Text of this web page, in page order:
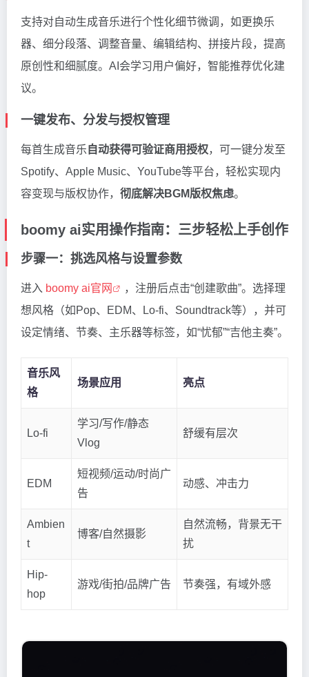
支持对自动生成音乐进行个性化细节微调，如更换乐
器、细分段落、调整音量、编辑结构、拼接片段，提高
原创性和细腻度。AI会学习用户偏好，智能推荐优化建
议。
一键发布、分发与授权管理
每首生成音乐 自动获得可验证商用授权，可一键分发至
Spotify、Apple Music、YouTube等平台，轻松实现内
容变现与版权协作， 彻底解决BGM版权焦虑。
boomy ai实用操作指南：三步轻松上手创作
步骤一：挑选风格与设置参数
进入 boomy ai官网
，注册后点击“创建歌曲”。选择理
想风格（如Pop、EDM、Lo-fi、Soundtrack等），并可
设定情绪、节奏、主乐器等标签，如“忧郁”“吉他主奏”。
音乐风
格
场景应用 亮点
Lo-fi
学习/写作/静态
Vlog
舒缓有层次
EDM
短视频/运动/时尚广
告
动感、冲击力
Ambien
t
博客/自然摄影
自然流畅，背景无干
扰
Hip-
hop
游戏/街拍/品牌广告 节奏强，有域外感